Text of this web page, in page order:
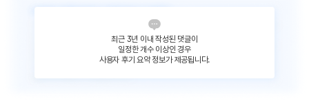
최근 3년 이내 작성된 댓글이
일정한 개수 이상인 경우
사용자 후기 요약 정보가 제공됩니다.